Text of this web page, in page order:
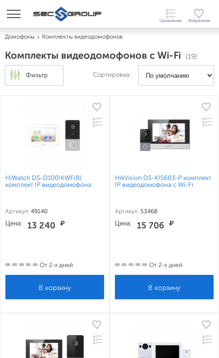
Домофоны Комплекты видеодомофонов
Комплекты видеодомофонов с Wi-Fi (19)
Фильтр Сортировка:
HiWatch DS-D100IKWF(B)
комплект IP видеодомофона
Артикул: 49140
Цена: 13 240 ₽
От 2-х дней
HikVision DS-KIS603-P комплект
IP видеодомофона с Wi-Fi
Артикул: 53468
Цена: 15 706 ₽
От 2-х дней